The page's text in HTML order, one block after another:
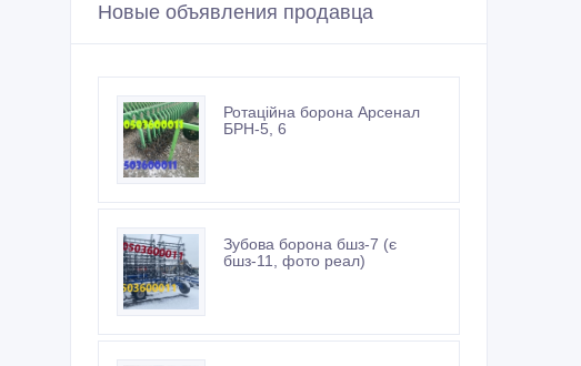
Новые объявления продавца
Ротаційна борона Арсенал
БРН-5, 6
Зубова борона бшз-7 (є
бшз-11, фото реал)